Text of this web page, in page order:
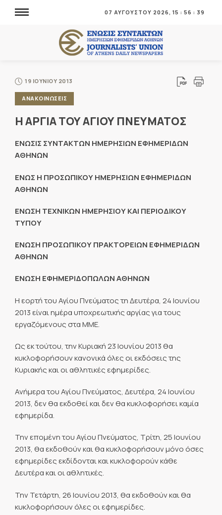
07 ΑΥΓΟΥΣΤΟΥ 2026, 15 : 56 : 39
19 ΙΟΥΝΙΟΥ 2013
ΑΝΑΚΟΙΝΩΣΕΙΣ
Η ΑΡΓΙΑ ΤΟΥ ΑΓΙΟΥ ΠΝΕΥΜΑΤΟΣ
ΕΝΩΣΙΣ ΣΥΝΤΑΚΤΩΝ ΗΜΕΡΗΣΙΩΝ ΕΦΗΜΕΡΙΔΩΝ
ΑΘΗΝΩΝ
ΕΝΩΣ H ΠΡΟΣΩΠΙΚΟΥ ΗΜΕΡΗΣΙΩΝ ΕΦΗΜΕΡΙΔΩΝ
ΑΘΗΝΩΝ
ΕΝΩΣΗ ΤΕΧΝΙΚΩΝ ΗΜΕΡΗΣΙΟΥ ΚΑΙ ΠΕΡΙΟΔΙΚΟΥ
ΤΥΠΟΥ
ΕΝΩΣΗ ΠΡΟΣΩΠΙΚΟΥ ΠΡΑΚΤΟΡΕΙΩΝ ΕΦΗΜΕΡΙΔΩΝ
ΑΘΗΝΩΝ
ΕΝΩΣΗ ΕΦΗΜΕΡΙΔΟΠΩΛΩΝ ΑΘΗΝΩΝ
Η εορτή του Αγίου Πνεύματος τη Δευτέρα, 24 Ιουνίου
2013 είναι ημέρα υποχρεωτικής αργίας για τους
εργαζόμενους στα ΜΜΕ.
Ως εκ τούτου, την Κυριακή 23 Ιουνίου 2013 θα
κυκλοφορήσουν κανονικά όλες οι εκδόσεις της
Κυριακής και οι αθλητικές εφημερίδες.
Ανήμερα του Αγίου Πνεύματος, Δευτέρα, 24 Ιουνίου
2013, δεν θα εκδοθεί και δεν θα κυκλοφορήσει καμία
εφημερίδα.
Την επομένη του Αγίου Πνεύματος, Τρίτη, 25 Ιουνίου
2013, θα εκδοθούν και θα κυκλοφορήσουν μόνο όσες
εφημερίδες εκδίδονται και κυκλοφορούν κάθε
Δευτέρα και οι αθλητικές.
Την Τετάρτη, 26 Ιουνίου 2013, θα εκδοθούν και θα
κυκλοφορήσουν όλες οι εφημερίδες.